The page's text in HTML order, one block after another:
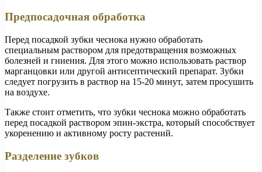
Предпосадочная обработка
Перед посадкой зубки чеснока нужно обработать
специальным раствором для предотвращения возможных
болезней и гниения. Для этого можно использовать раствор
марганцовки или другой антисептический препарат. Зубки
следует погрузить в раствор на 15-20 минут, затем просушить
на воздухе.
Также стоит отметить, что зубки чеснока можно обработать
перед посадкой раствором эпин-экстра, который способствует
укоренению и активному росту растений.
Разделение зубков